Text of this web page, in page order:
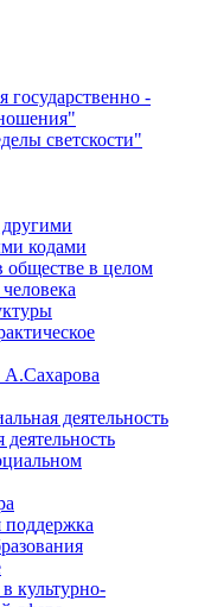
-
светскости"
кодами
обществе в целом
деятельность
поддержка
культурно-